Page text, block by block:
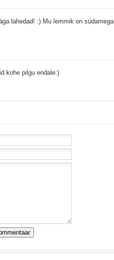
lahedad! :) Mu lemmik on südamega
kohe pilgu endale:)